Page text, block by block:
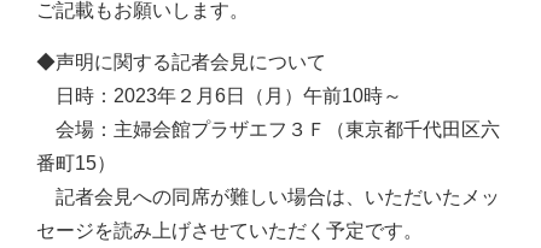
ご記載もお願いします。
◆声明に関する記者会見について
日時：2023年２月6日（月）午前10時～
会場：主婦会館プラザエフ３Ｆ（東京都千代田区六
番町15）
記者会見への同席が難しい場合は、いただいたメッ
セージを読み上げさせていただく予定です。